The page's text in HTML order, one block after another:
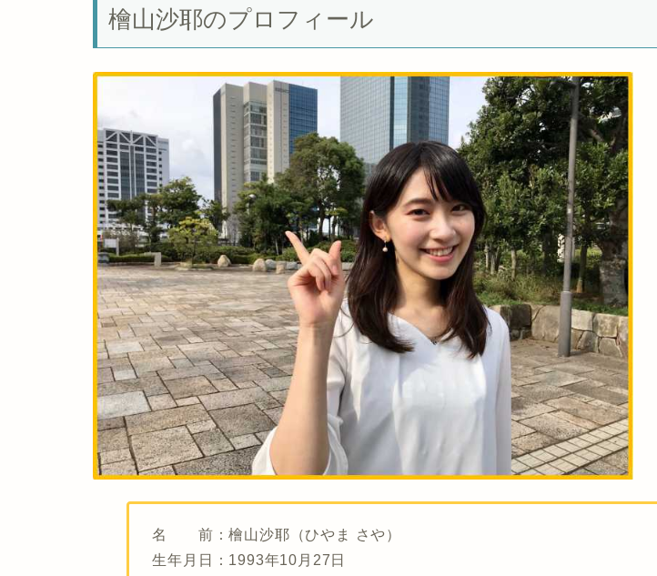
檜山沙耶のプロフィール
名 前：檜山沙耶（ひやま さや）
生年月日
：1993年10月27日